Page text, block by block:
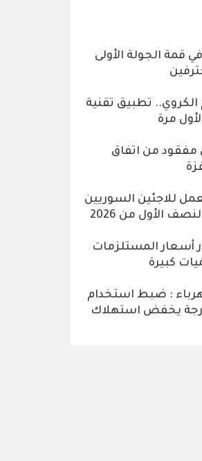
قمة الجولة الأولى
تطبيق تقنية
مرة
من اتفاق
للاجئين السوريين
أسعار المستلزمات
كبيرة
: ضبط استخدام
على 23 أو 24 درجة يخفض استهلاك